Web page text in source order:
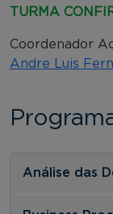
TURMA
Coordenador
Andre Luis
Análise das